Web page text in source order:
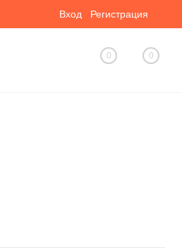
Вход Регистрация
0 0